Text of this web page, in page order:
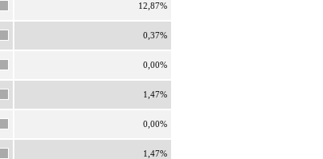
12,87%
0,37%
0,00%
1,47%
0,00%
1,47%